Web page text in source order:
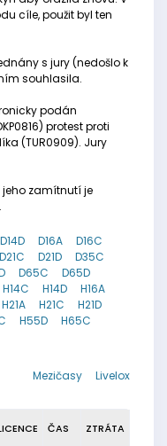
cíle, použit byl ten
s jury (nedošlo k
souhlasila.
podán
protest proti
(TUR0909). Jury
jeho zamítnutí je
D14D D16A
D16C
D21C D21D
D35C
D65C
D65D
H14C H14D
H16A
H21A H21C
H21D
H55D
H65C
Livelox
Mezičasy
ČAS ZTRÁTA